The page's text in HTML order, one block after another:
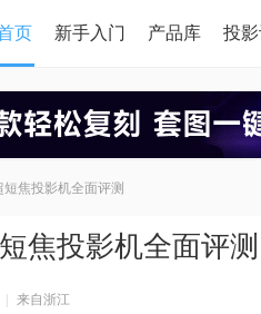
页 新手入门 产品库 投
短焦投影机全面评测
焦投影机全面评测
来自浙江